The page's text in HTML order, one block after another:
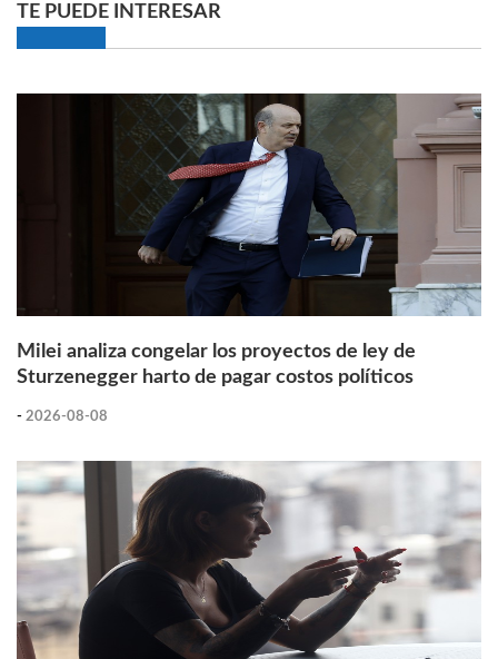
TE PUEDE INTERESAR
Milei analiza congelar los proyectos de ley de
Sturzenegger harto de pagar costos políticos
- 2026-08-08